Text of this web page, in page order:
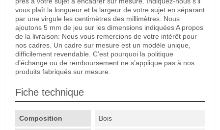
vous plaît la longueur et la largeur de votre sujet en séparant
par une virgule les centimètres des millimètres. Nous
ajoutons 5 mm de jeu sur les dimensions indiquées A propos
de la livraison: Nous vous remercions de votre intérêt pour
nos cadres. Un cadre sur mesure est un modèle unique,
difficilement revendable. C’est pourquoi la politique
d’échange ou de remboursement ne s’applique pas à nos
produits fabriqués sur mesure.
Fiche technique
Composition Bois